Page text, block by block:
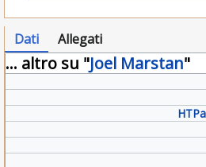
Dati Allegati
... altro su "Joel Marstan"